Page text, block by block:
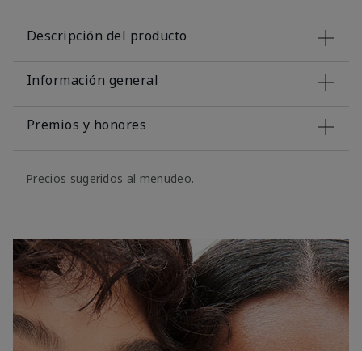
Descripción del producto
Información general
Premios y honores
Precios sugeridos al menudeo.